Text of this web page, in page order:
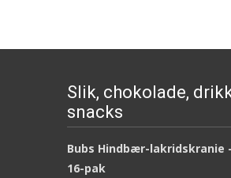
Slik, chokolade,
snacks
Bubs Hindbær-lakridskranie -
16-pak